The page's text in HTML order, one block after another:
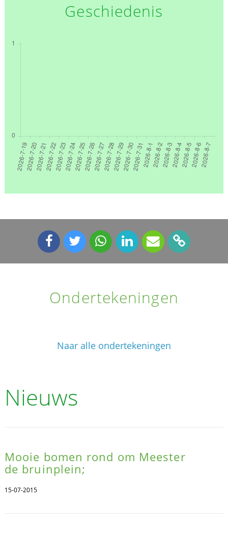
Geschiedenis
Ondertekeningen
Naar alle ondertekeningen
Nieuws
Mooie bomen rond om Meester
de bruinplein;
15-07-2015